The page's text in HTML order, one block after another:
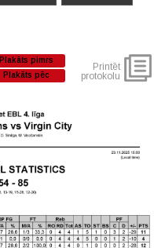
Plakāts pimrs
Plakāts pēc
Printēt
protokolu